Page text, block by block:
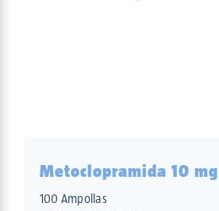
Metoclopramida 10
100 Ampollas